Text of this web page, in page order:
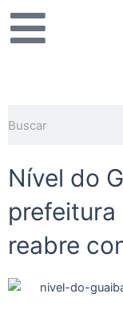
para
Nível do
prefeitura
reabre